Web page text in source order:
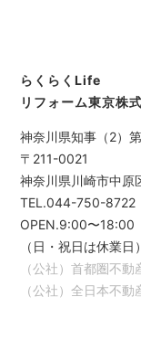
らくらくLife
リフォーム東京株
神奈川県知事（2）
〒211-0021
神奈川県川崎市中原
TEL.044-750-8722
OPEN.9:00〜18:00
（日・祝日は休業日）
（公社）首都圏不
（公社）全日本不